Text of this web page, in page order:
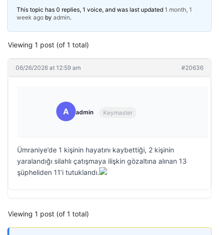
This topic has 0 replies, 1 voice, and was last updated 1 month, 1
week ago by admin.
Viewing 1 post (of 1 total)
06/26/2026 at 12:59 am #20636
A admin Keymaster
Ümraniye’de 1 kişinin hayatını kaybettiği, 2 kişinin
yaralandığı silahlı çatışmaya ilişkin gözaltına alınan 13
şüpheliden 11’i tutuklandı.
Viewing 1 post (of 1 total)